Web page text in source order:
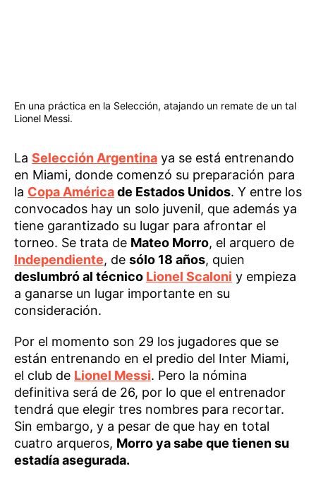
En una práctica en la Selección, atajando un remate de un tal
Lionel Messi.
La Selección Argentina ya se está entrenando
en Miami, donde comenzó su preparación para
la Copa Américade Estados Unidos. Y entre los
convocados hay un solo juvenil, que además ya
tiene garantizado su lugar para afrontar el
torneo. Se trata de Mateo Morro, el arquero de
Independiente, de sólo 18 años, quien
deslumbró al técnico Lionel Scaloni y empieza
a ganarse un lugar importante en su
consideración.
Por el momento son 29 los jugadores que se
están entrenando en el predio del Inter Miami,
el club de Lionel Messi. Pero la nómina
definitiva será de 26, por lo que el entrenador
tendrá que elegir tres nombres para recortar.
Sin embargo, y a pesar de que hay en total
cuatro arqueros, Morro ya sabe que tienen su
estadía asegurada.